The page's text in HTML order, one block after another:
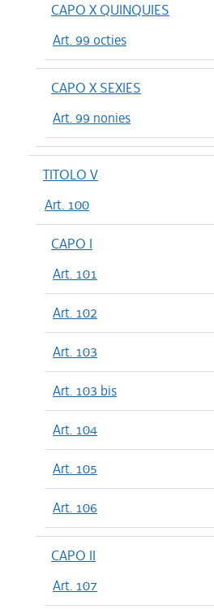
CAPO X QUINQUIES
Art. 99 octies
CAPO X SEXIES
Art. 99 nonies
TITOLO V
Art. 100
CAPO I
Art. 101
Art. 102
Art. 103
Art. 103 bis
Art. 104
Art. 105
Art. 106
CAPO II
Art. 107